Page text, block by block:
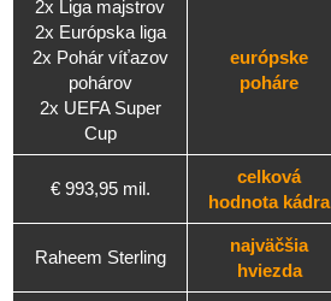
2x Liga majstrov
2x Európska liga
2x Pohár víťazov
pohárov
2x UEFA Super
Cup
európske
poháre
€ 993,95 mil.
celková
hodnota kádra
Raheem Sterling
najväčšia
hviezda